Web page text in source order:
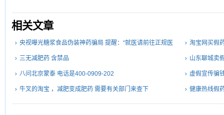
相关文章
央视曝光糖浆食品伪装神药骗局 提醒：“就医请前往正规医
院”
淘宝网买假
三无减肥药 含禁品 山东聊城卖
八问北京蒙泰 电话是400-0909-202 虚假宣传骗
牛叉的淘宝 ，减肥变成肥药 需要有关部门来查下 健康热线假